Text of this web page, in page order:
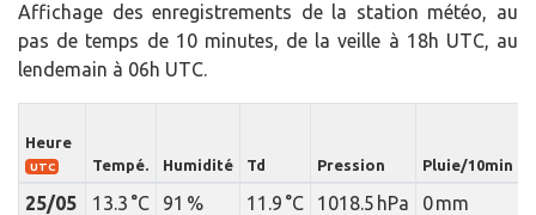
Affichage des enregistrements de la station météo, au
pas de temps de 10 minutes, de la veille à 18h UTC, au
lendemain à 06h UTC.
Heure
UTC Tempé. Humidité Td Pression Pluie/10min
25/05
13.3 °C 91 % 11.9 °C 1018.5 hPa 0 mm